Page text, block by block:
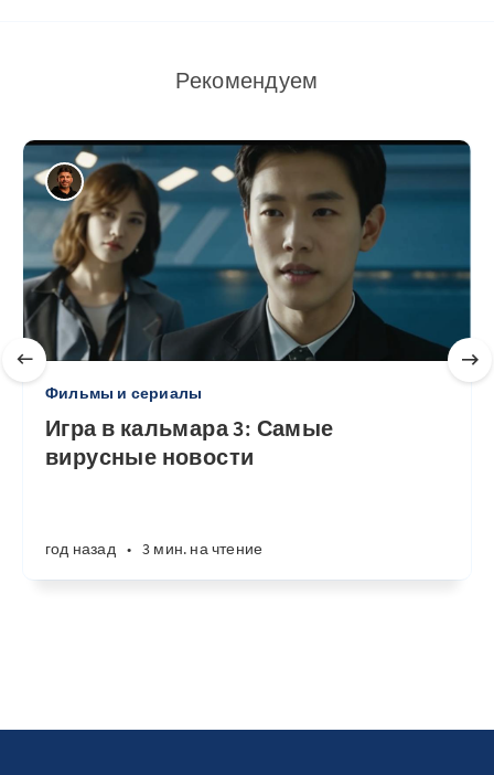
Рекомендуем
Фильмы и сериалы
Игра в кальмара 3: Самые
вирусные новости
год назад • 3 мин. на чтение